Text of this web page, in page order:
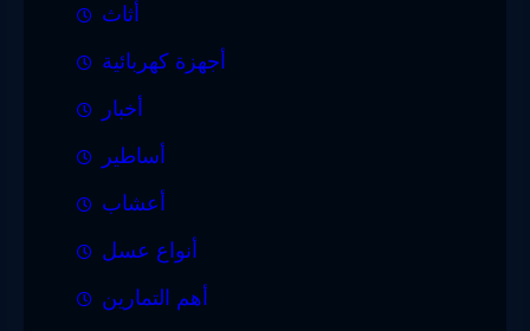
أثاث
أجهزة كهربائية
أخبار
أساطير
أعشاب
أنواع عسل
أهم التمارين